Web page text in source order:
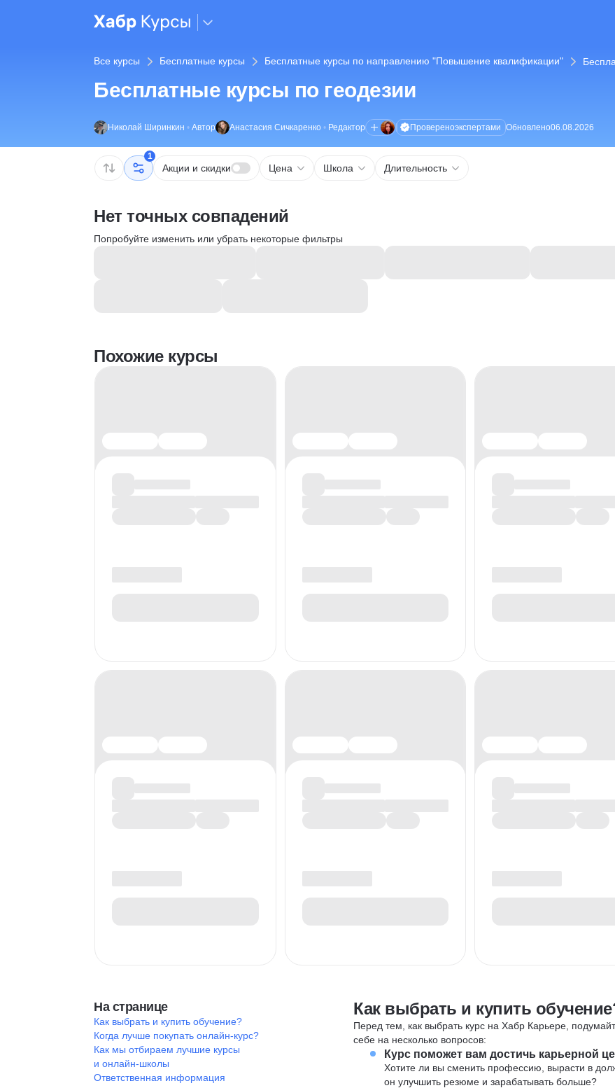
Все курсы Бесплатные курсы Бесплатные курсы по направлению "Повышение квалификации"
Бесплатные курсы по геодезии
Николай Ширинкин • Автор Анастасия Сичкаренко • Редактор Провереноэкспертами Обновлено06.08.2026
1
Акции и скидки Цена Школа Длительность
Нет точных совпадений
Попробуйте изменить или убрать некоторые фильтры
Похожие курсы
На странице
Как выбрать и купить обучение?
Когда лучше покупать онлайн-курс?
Как мы отбираем лучшие курсы
и онлайн-школы
Ответственная информация
Как выбрать и купить
Перед тем, как выбрать курс на Хабр Карьере,
себе на несколько вопросов:
Курс поможет вам достичь карьерной
Хотите ли вы сменить профессию, вырасти в
он улучшить резюме и зарабатывать больше?